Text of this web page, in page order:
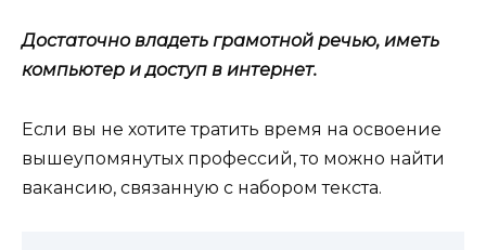
Достаточно владеть грамотной речью, иметь
компьютер и доступ в интернет.
Если вы не хотите тратить время на освоение
вышеупомянутых профессий, то можно найти
вакансию, связанную с набором текста.